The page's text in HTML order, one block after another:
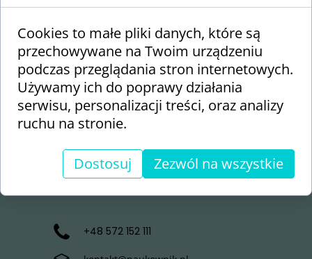
+48 572 152 111
Cookies to małe pliki danych, które są
przechowywane na Twoim urządzeniu
podczas przeglądania stron internetowych.
Używamy ich do poprawy działania
serwisu, personalizacji treści, oraz analizy
ruchu na stronie.
Dostosuj Zezwól na wszystkie